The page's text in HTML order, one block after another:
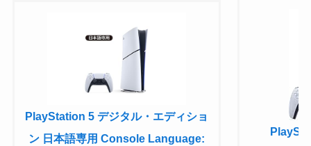
PlayStation 5 デジタル・エディショ
ン 日本語専用 Console Language: